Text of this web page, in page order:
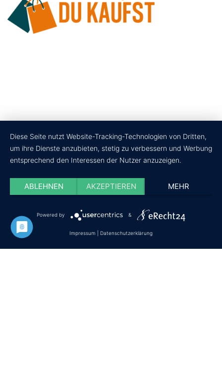
Datenschutz Impressum Cookie-Einstellungen
© Copyright - wir-testen-du-kaufst.de
Diese Seite nutzt Website-Tracking-Technologien von Dritten,
um ihre Dienste anzubieten, stetig zu verbessern und Werbung
entsprechend den Interessen der Nutzer anzuzeigen.
ABLEHNEN AKZEPTIEREN MEHR
Powered by &
Impressum Datenschutzerklärung